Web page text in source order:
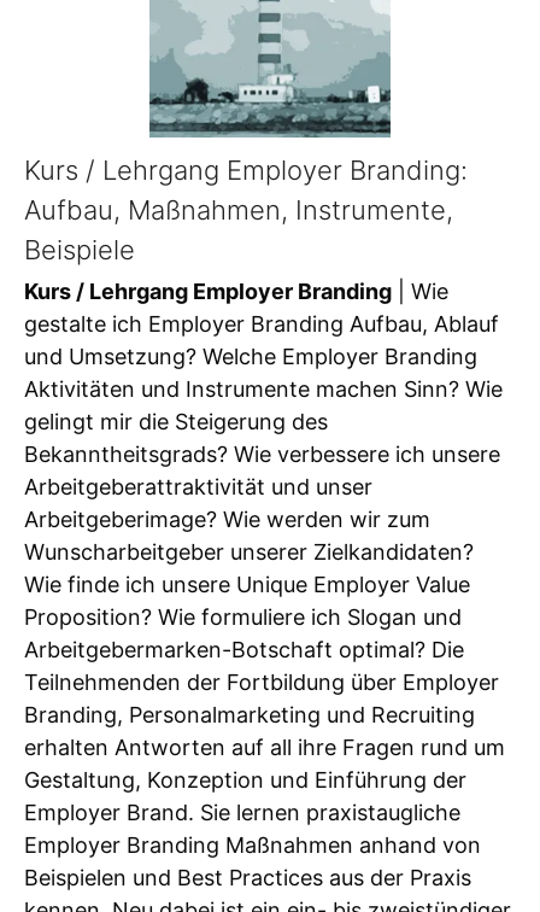
Kurs / Lehrgang Employer Branding:
Aufbau, Maßnahmen, Instrumente,
Beispiele
Kurs / Lehrgang Employer Branding | Wie
gestalte ich Employer Branding Aufbau, Ablauf
und Umsetzung? Welche Employer Branding
Aktivitäten und Instrumente machen Sinn? Wie
gelingt mir die Steigerung des
Bekanntheitsgrads? Wie verbessere ich unsere
Arbeitgeberattraktivität und unser
Arbeitgeberimage? Wie werden wir zum
Wunscharbeitgeber unserer Zielkandidaten?
Wie finde ich unsere Unique Employer Value
Proposition? Wie formuliere ich Slogan und
Arbeitgebermarken-Botschaft optimal? Die
Teilnehmenden der Fortbildung über Employer
Branding, Personalmarketing und Recruiting
erhalten Antworten auf all ihre Fragen rund um
Gestaltung, Konzeption und Einführung der
Employer Brand. Sie lernen praxistaugliche
Employer Branding Maßnahmen anhand von
Beispielen und Best Practices aus der Praxis